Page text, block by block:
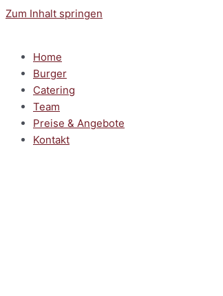
Zum Inhalt springen
Home
Burger
Catering
Team
Preise & Angebote
Kontakt